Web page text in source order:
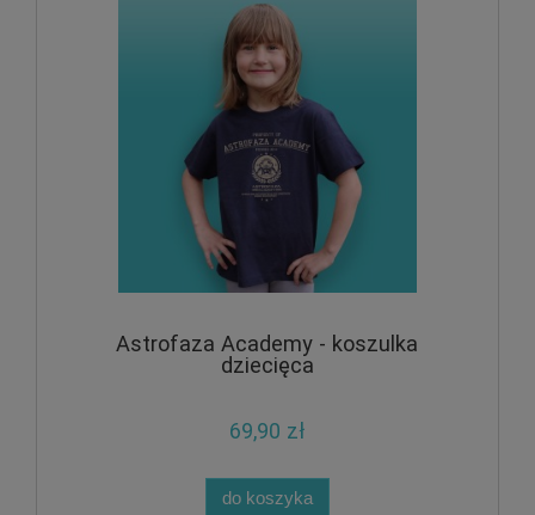
Astrofaza Academy - koszulka
dziecięca
69,90 zł
do koszyka